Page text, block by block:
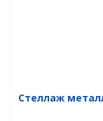
Стеллаж